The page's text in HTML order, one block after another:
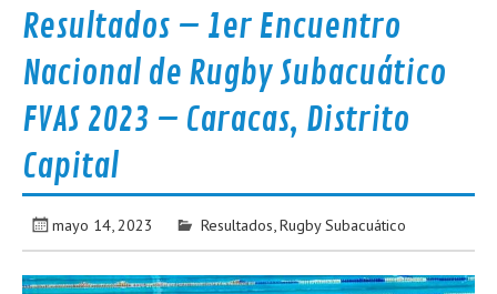
Resultados – 1er Encuentro
Nacional de Rugby Subacuático
FVAS 2023 – Caracas, Distrito
Capital
mayo 14, 2023 Resultados Rugby Subacuático